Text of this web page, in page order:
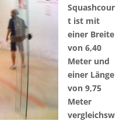
Squashcour
t ist mit
einer Breite
von 6,40
Meter und
einer Länge
von 9,75
Meter
vergleichsw